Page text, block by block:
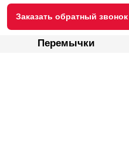
Заказать обратный звонок
Перемычки
Перемычки